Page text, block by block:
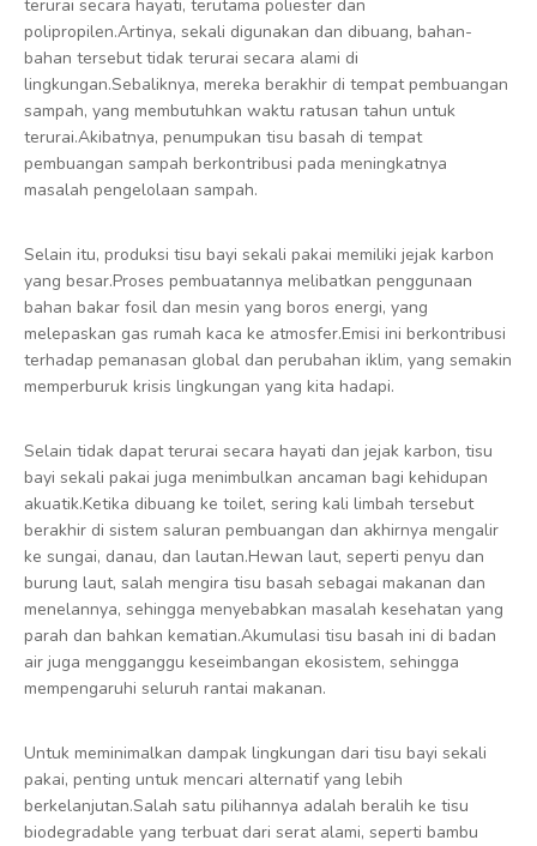
terurai secara hayati, terutama poliester dan
polipropilen.Artinya, sekali digunakan dan dibuang, bahan-
bahan tersebut tidak terurai secara alami di
lingkungan.Sebaliknya, mereka berakhir di tempat pembuangan
sampah, yang membutuhkan waktu ratusan tahun untuk
terurai.Akibatnya, penumpukan tisu basah di tempat
pembuangan sampah berkontribusi pada meningkatnya
masalah pengelolaan sampah.
Selain itu, produksi tisu bayi sekali pakai memiliki jejak karbon
yang besar.Proses pembuatannya melibatkan penggunaan
bahan bakar fosil dan mesin yang boros energi, yang
melepaskan gas rumah kaca ke atmosfer.Emisi ini berkontribusi
terhadap pemanasan global dan perubahan iklim, yang semakin
memperburuk krisis lingkungan yang kita hadapi.
Selain tidak dapat terurai secara hayati dan jejak karbon, tisu
bayi sekali pakai juga menimbulkan ancaman bagi kehidupan
akuatik.Ketika dibuang ke toilet, sering kali limbah tersebut
berakhir di sistem saluran pembuangan dan akhirnya mengalir
ke sungai, danau, dan lautan.Hewan laut, seperti penyu dan
burung laut, salah mengira tisu basah sebagai makanan dan
menelannya, sehingga menyebabkan masalah kesehatan yang
parah dan bahkan kematian.Akumulasi tisu basah ini di badan
air juga mengganggu keseimbangan ekosistem, sehingga
mempengaruhi seluruh rantai makanan.
Untuk meminimalkan dampak lingkungan dari tisu bayi sekali
pakai, penting untuk mencari alternatif yang lebih
berkelanjutan.Salah satu pilihannya adalah beralih ke tisu
biodegradable yang terbuat dari serat alami, seperti bambu